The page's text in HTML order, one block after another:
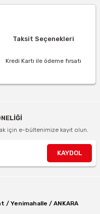
Taksit Seçenekleri
Kredi Kartı ile ödeme fırsatı
için e-bültenimize kayıt olun.
KAYDOL
/ Yenimahalle / ANKARA